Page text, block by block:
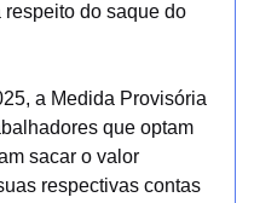
do saque do
a Medida Provisória
que optam
sacar o valor
respectivas contas